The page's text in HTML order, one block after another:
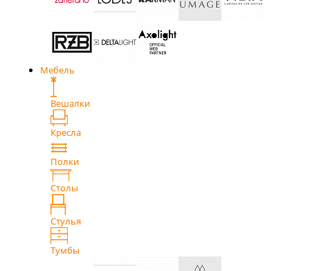
Мебель
Вешалки
Кресла
Полки
Столы
Стулья
Тумбы